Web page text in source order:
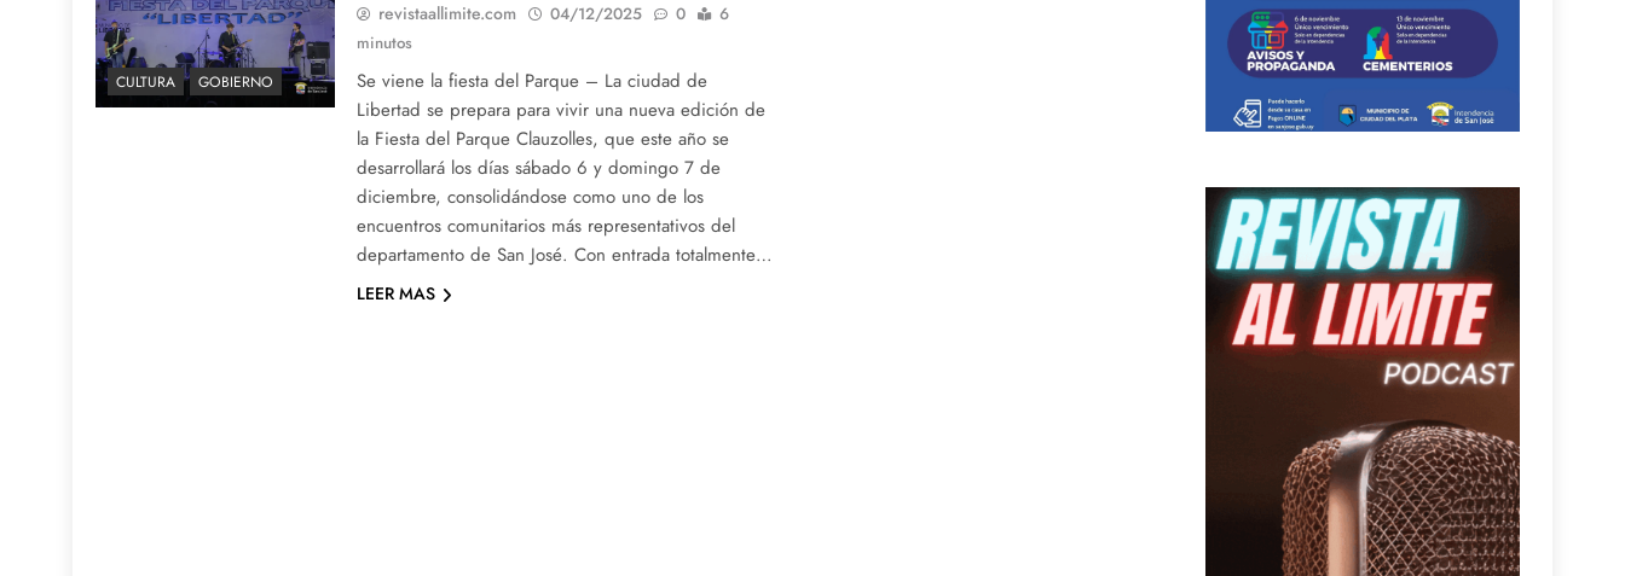
CULTURA GOBIERNO
revistaallimite.com 04/12/2025 0
6
minutos
Se viene la fiesta del Parque – La ciudad de
Libertad se prepara para vivir una nueva edición de
la Fiesta del Parque Clauzolles, que este año se
desarrollará los días sábado 6 y domingo 7 de
diciembre, consolidándose como uno de los
encuentros comunitarios más representativos del
departamento de San José. Con entrada totalmente…
LEER MAS